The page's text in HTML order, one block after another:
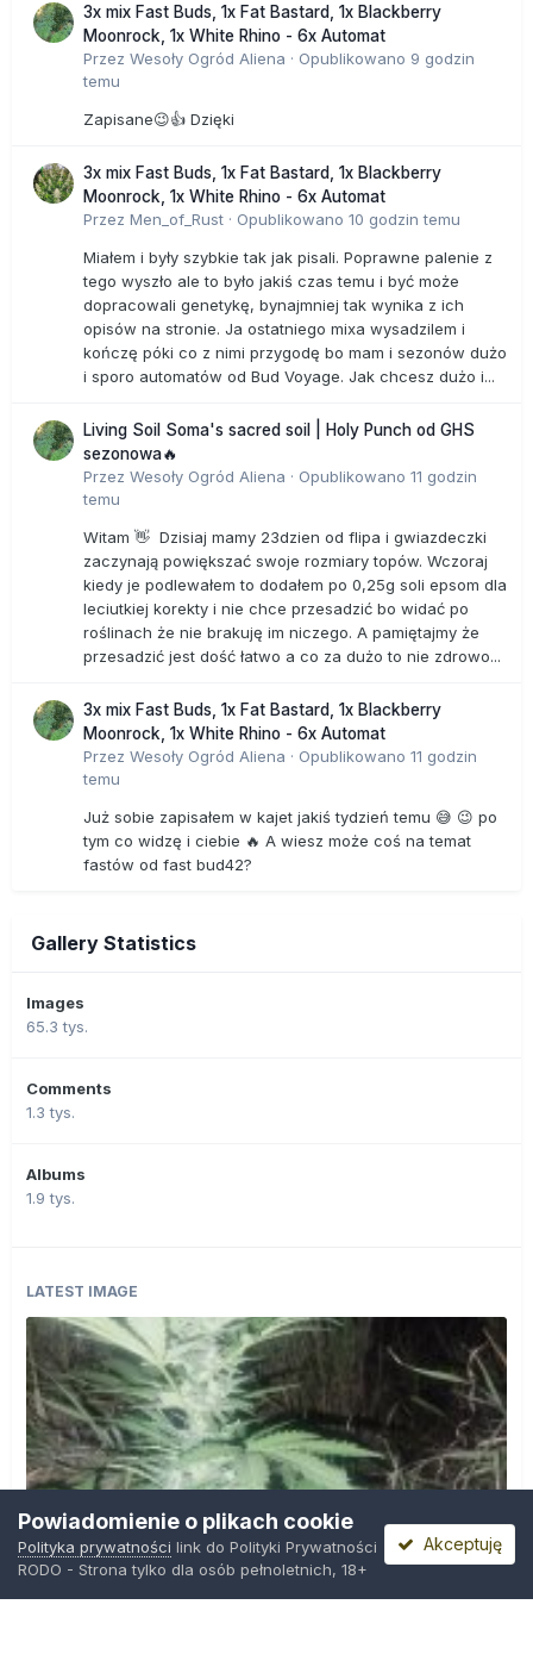
3x mix Fast Buds, 1x Fat Bastard, 1x Blackberry
Moonrock, 1x White Rhino - 6x Automat
Przez Wesoły Ogród Aliena · Opublikowano 9 godzin
temu
Zapisane😉👍 Dzięki
3x mix Fast Buds, 1x Fat Bastard, 1x Blackberry
Moonrock, 1x White Rhino - 6x Automat
Przez Men_of_Rust · Opublikowano 10 godzin temu
Miałem i były szybkie tak jak pisali. Poprawne palenie z
tego wyszło ale to było jakiś czas temu i być może
dopracowali genetykę, bynajmniej tak wynika z ich
opisów na stronie. Ja ostatniego mixa wysadzilem i
kończę póki co z nimi przygodę bo mam i sezonów dużo
i sporo automatów od Bud Voyage. Jak chcesz dużo i...
Living Soil Soma's sacred soil | Holy Punch od GHS
sezonowa🔥
Przez Wesoły Ogród Aliena · Opublikowano 11 godzin
temu
Witam 👋 Dzisiaj mamy 23dzien od flipa i gwiazdeczki
zaczynają powiększać swoje rozmiary topów. Wczoraj
kiedy je podlewałem to dodałem po 0,25g soli epsom dla
leciutkiej korekty i nie chce przesadzić bo widać po
roślinach że nie brakuję im niczego. A pamiętajmy że
przesadzić jest dość łatwo a co za dużo to nie zdrowo...
3x mix Fast Buds, 1x Fat Bastard, 1x Blackberry
Moonrock, 1x White Rhino - 6x Automat
Przez Wesoły Ogród Aliena · Opublikowano 11 godzin
temu
Już sobie zapisałem w kajet jakiś tydzień temu 😅 😉 po
tym co widzę i ciebie 🔥 A wiesz może coś na temat
fastów od fast bud42?
Gallery Statistics
Images
65.3 tys.
Comments
1.3 tys.
Albums
1.9 tys.
LATEST IMAGE
Powiadomienie o plikach cookie
Polityka prywatności link do Polityki Prywatności
RODO - Strona tylko dla osób pełnoletnich, 18+
Akceptuję